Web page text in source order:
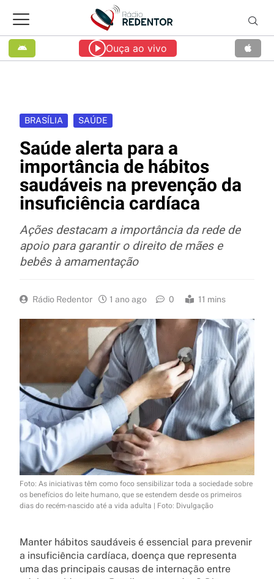
Ouça ao vivo
BRASÍLIA SAÚDE
Saúde alerta para a
importância de hábitos
saudáveis na prevenção da
insuficiência cardíaca
Ações destacam a importância da rede de
apoio para garantir o direito de mães e
bebês à amamentação
Rádio Redentor 1 ano ago 0 11 mins
Foto: As iniciativas têm como foco sensibilizar toda a sociedade sobre
os benefícios do leite humano, que se estendem desde os primeiros
dias do recém-nascido até a vida adulta | Foto: Divulgação
Manter hábitos saudáveis é essencial para prevenir
a insuficiência cardíaca, doença que representa
uma das principais causas de internação entre